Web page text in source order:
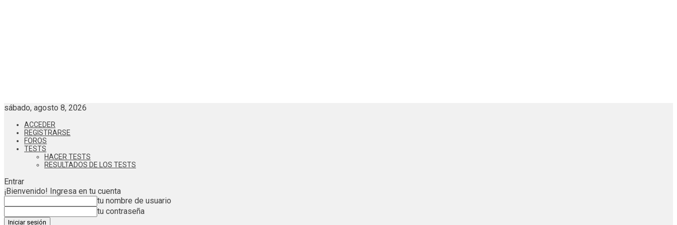
sábado, agosto 8, 2026
ACCEDER
REGISTRARSE
FOROS
TESTS
HACER TESTS
RESULTADOS DE LOS TESTS
Entrar
¡Bienvenido! Ingresa en tu cuenta
tu nombre de usuario
tu contraseña